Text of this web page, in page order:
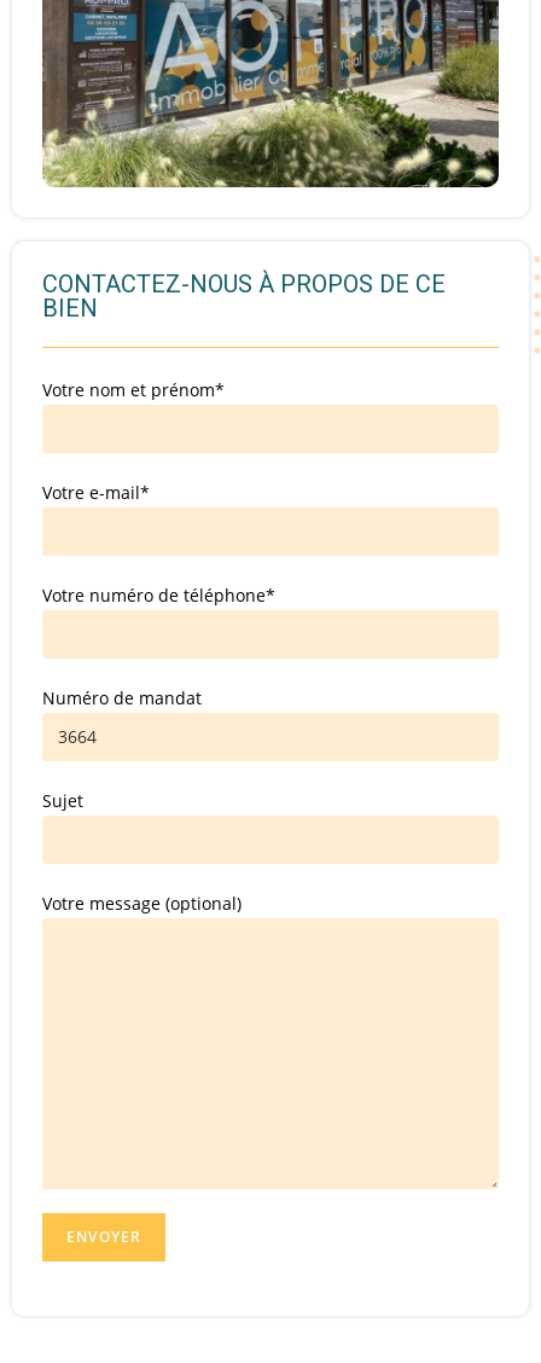
CONTACTEZ-NOUS À PROPOS DE CE
BIEN
Votre nom et prénom*
Votre e-mail*
Votre numéro de téléphone*
Numéro de mandat
Sujet
Votre message (optional)